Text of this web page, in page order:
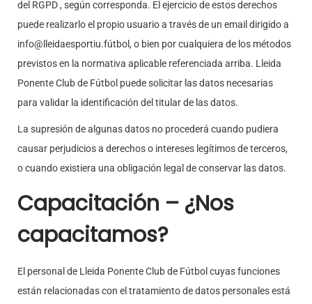
del RGPD , según corresponda. El ejercicio de estos derechos
puede realizarlo el propio usuario a través de un email dirigido a
info@lleidaesportiu.fútbol, o bien por cualquiera de los métodos
previstos en la normativa aplicable referenciada arriba. Lleida
Ponente Club de Fútbol puede solicitar las datos necesarias
para validar la identificación del titular de las datos.
La supresión de algunas datos no procederá cuando pudiera
causar perjudicios a derechos o intereses legítimos de terceros,
o cuando existiera una obligación legal de conservar las datos.
Capacitación – ¿Nos
capacitamos?
El personal de Lleida Ponente Club de Fútbol cuyas funciones
están relacionadas con el tratamiento de datos personales está